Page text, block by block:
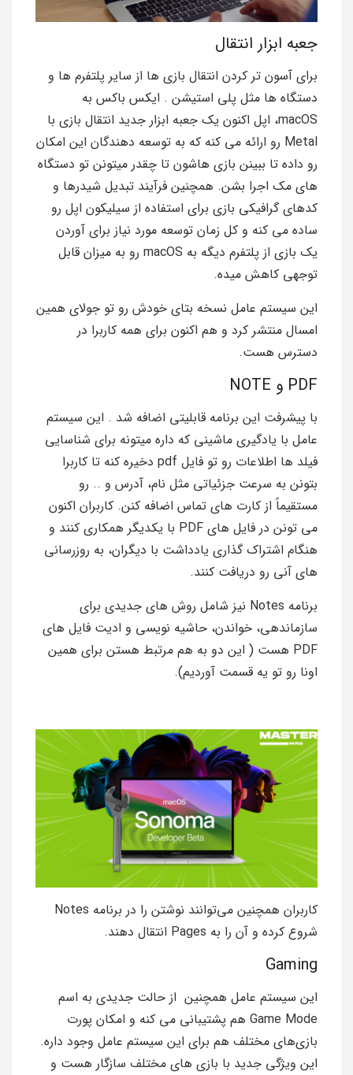
جعبه ابزار انتقال
برای آسون تر کردن انتقال بازی‌ ها از سایر پلتفرم‌ ها و
دستگاه‌ ها مثل پلی استیشن . ایکس باکس به
macOS، اپل اکنون یک جعبه ابزار جدید انتقال بازی با
Metal رو ارائه می کنه که به توسعه‌ دهندگان این امکان
رو داده تا ببینن بازی هاشون تا چقدر میتونن تو دستگاه
های مک اجرا بشن. همچنین فرآیند تبدیل شیدرها و
کدهای گرافیکی بازی برای استفاده از سیلیکون اپل رو
ساده می‌ کنه و کل زمان توسعه مورد نیاز برای آوردن
یک بازی از پلتفرم دیگه به macOS رو به میزان قابل
توجهی کاهش میده.
این سیستم عامل نسخه بتای خودش رو تو جولای همین
امسال منتشر کرد و هم اکنون برای همه کاربرا در
دسترس هست.
PDF و NOTE
با پیشرفت این برنامه قابلیتی اضافه شد . این سیستم
عامل با یادگیری ماشینی که داره میتونه برای شناسایی
فیلد ها اطلاعات رو تو فایل pdf دخیره کنه تا کاربرا
بتونن به سرعت جزئیاتی مثل نام، آدرس و .. رو
مستقیماً از کارت‌ های تماس اضافه کنن. کاربران اکنون
می‌ تونن در فایل‌ های PDF با یکدیگر همکاری کنند و
هنگام اشتراک‌ گذاری یادداشت با دیگران، به‌ روزرسانی
‌های آنی رو دریافت کنند.
برنامه Notes نیز شامل روش های جدیدی برای
سازماندهی، خواندن، حاشیه ‌نویسی و ادیت فایل ‌های
PDF هست ( این دو به هم مرتبط هستن برای همین
اونا رو تو یه قسمت آوردیم).
کاربران همچنین می‌توانند نوشتن را در برنامه Notes
شروع کرده و آن را به Pages انتقال دهند.
Gaming
این سیستم عامل همچنین از حالت جدیدی به اسم
Game Mode هم پشتیبانی می‌ کنه و امکان پورت
بازی‌های مختلف هم برای این سیستم عامل وجود داره.
این ویژگی جدید با بازی‌ های مختلف سازگار هست و